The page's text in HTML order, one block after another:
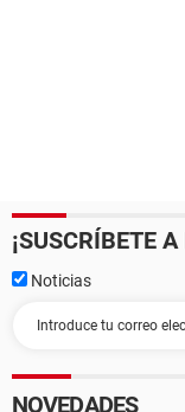
¡SUSCRÍBETE
Noticias
NOVEDADES